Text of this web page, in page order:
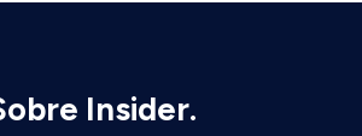
Insider.